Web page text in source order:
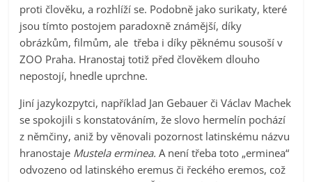
proti člověku, a rozhlíží se. Podobně jako surikaty, které
jsou tímto postojem paradoxně známější, díky
obrázkům, filmům, ale třeba i díky pěknému sousoší v
ZOO Praha. Hranostaj totiž před člověkem dlouho
nepostojí, hnedle uprchne.
Jiní jazykozpytci, například Jan Gebauer či Václav Machek
se spokojili s konstatováním, že slovo hermelín pochází
z němčiny, aniž by věnovali pozornost latinskému názvu
hranostaje Mustela erminea.A není třeba toto „erminea“
odvozeno od latinského eremus či řeckého eremos, což